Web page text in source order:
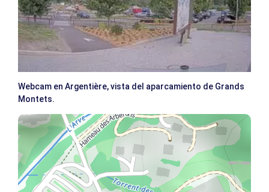
Webcam en Argentière, vista del aparcamiento de Grands
Montets.